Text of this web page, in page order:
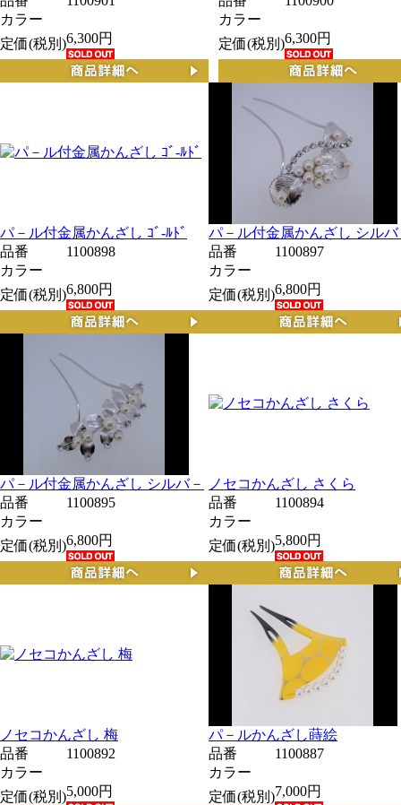
カラー
定価(税別)6,300円
カラー
定価(税別)6,300円
パ－ル付金属かんざし ｺﾞ-ﾙﾄﾞ
パ－ル付金属かんざし シルバ
品番
1100898
カラー
定価(税別)6,800円
品番
1100897
カラー
定価(税別)6,800円
パ－ル付金属かんざし シルバ－
ノセコかんざし さくら
品番
1100895
カラー
定価(税別)6,800円
品番
1100894
カラー
定価(税別)5,800円
ノセコかんざし 梅
パ－ルかんざし蒔絵
品番
1100892
カラー
定価(税別)5,000円
品番
1100887
カラー
定価(税別)7,000円